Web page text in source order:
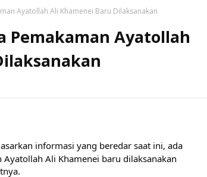
Ayatollah Ali Khamenei Baru Dilaksanakan
Pemakaman Ayatollah
informasi yang beredar saat ini, ada
Ali Khamenei baru dilaksanakan